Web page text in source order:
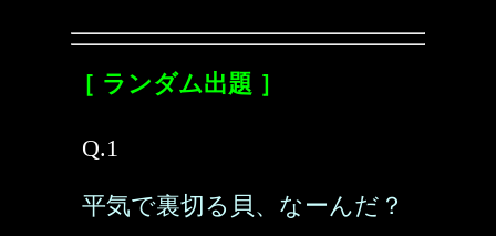
［ ランダム出題 ］
Q.1
平気で裏切る貝、なーんだ？